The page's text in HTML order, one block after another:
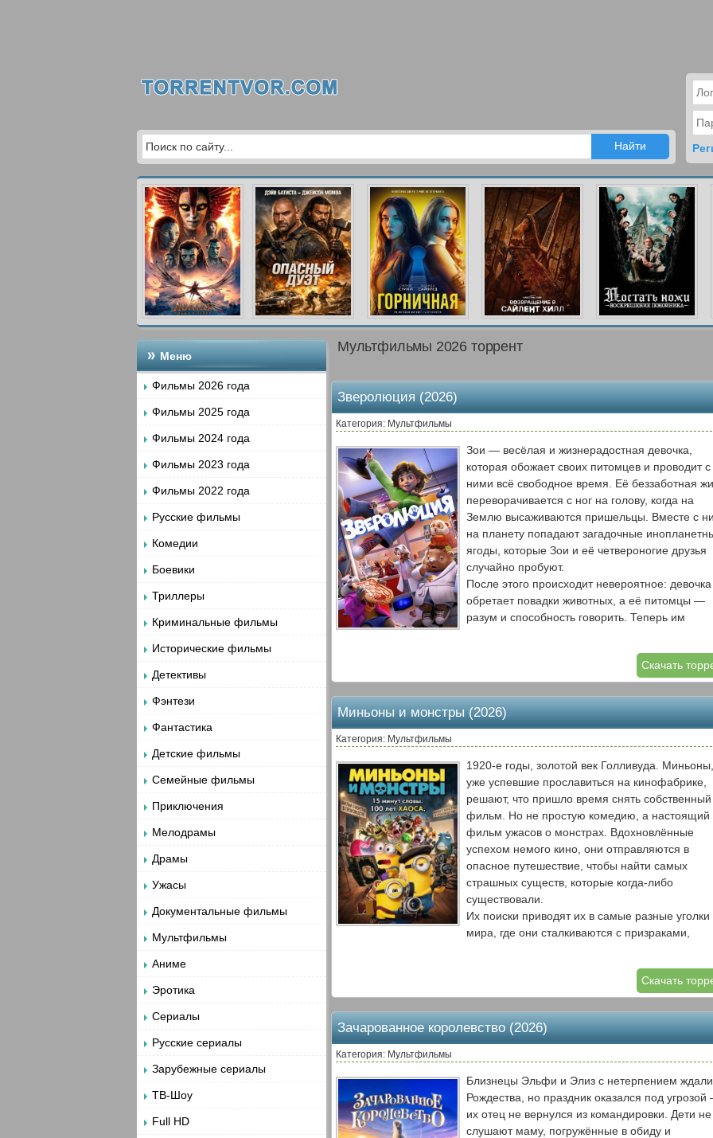
Меню
Фильмы 2026 года
Фильмы 2025 года
Фильмы 2024 года
Фильмы 2023 года
Фильмы 2022 года
Русские фильмы
Комедии
Боевики
Триллеры
Криминальные фильмы
Исторические фильмы
Детективы
Фэнтези
Фантастика
Детские фильмы
Семейные фильмы
Приключения
Мелодрамы
Драмы
Ужасы
Документальные фильмы
Мультфильмы
Аниме
Эротика
Сериалы
Русские сериалы
Зарубежные сериалы
ТВ-Шоу
Full HD
Мультфильмы 2026 торрент
Зверолюция (2026)
Категория: Мультфильмы
Зои — весёлая и жизнерадостная девочка,
которая обожает своих питомцев и проводит с
ними всё свободное время. Её беззаботная
переворачивается с ног на голову, когда на
Землю высаживаются пришельцы. Вместе с
на планету попадают загадочные
ягоды, которые Зои и её четвероногие друзья
случайно пробуют.
После этого происходит невероятное: девочка
обретает повадки животных, а её питомцы —
разум и способность говорить. Теперь им
способностям, но и объединиться, чтобы
предотвратить глобальную катастрофу. В этом
комичном и захватывающем приключении
её друзья должны найти общий язык с
пришельцами и спасти планету от разрушения.
Скачать
Миньоны и монстры (2026)
Категория: Мультфильмы
1920-е годы, золотой век Голливуда. Миньоны,
уже успевшие прославиться на кинофабрике,
решают, что пришло время снять собственный
фильм. Но не простую комедию, а настоящий
фильм ужасов о монстрах. Вдохновлённые
успехом немого кино, они отправляются в
опасное путешествие, чтобы найти самых
страшных существ, которые когда-либо
существовали.
Их поиски приводят их в самые разные уголки
мира, где они сталкиваются с призраками,
Однако вместо того чтобы испугаться,
находят общий язык с каждым из них. Вместе
снимают фильм, который становится хитом, а
пути миньоны узнают, что настоящий страх —
просто отсутствие смеха.
Скачать
Зачарованное королевство (2026)
Категория: Мультфильмы
Близнецы Эльфи и Элиз с нетерпением ждали
Рождества, но праздник оказался под
их отец не вернулся из командировки. Дети не
слушают маму, погружённые в обиду и